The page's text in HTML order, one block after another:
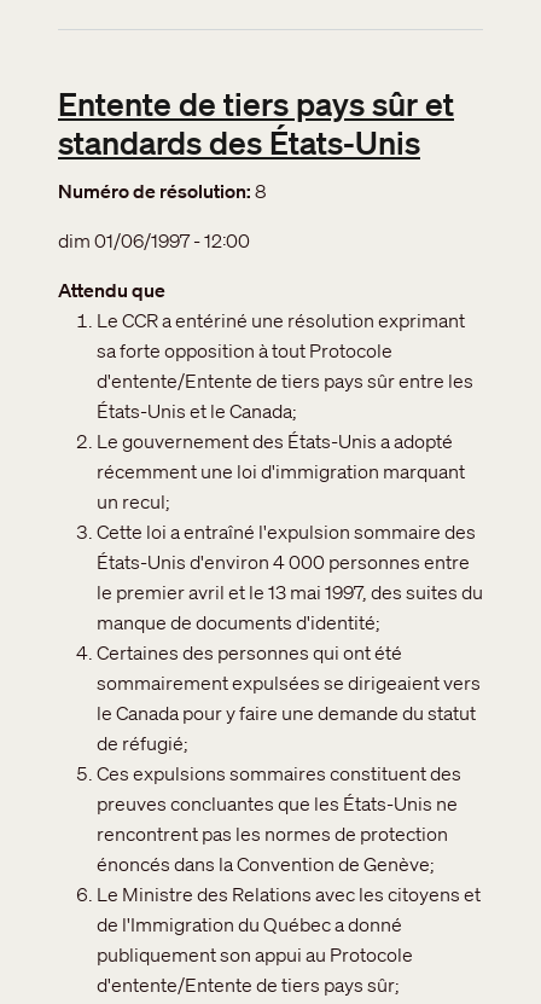
Entente de tiers pays sûr et
standards des États-Unis
Numéro de résolution 8
dim 01/06/1997 - 12:00
Attendu que
Le CCR a entériné une résolution exprimant
sa forte opposition à tout Protocole
d'entente/Entente de tiers pays sûr entre les
États-Unis et le Canada;
Le gouvernement des États-Unis a adopté
récemment une loi d'immigration marquant
un recul;
Cette loi a entraîné l'expulsion sommaire des
États-Unis d'environ 4 000 personnes entre
le premier avril et le 13 mai 1997, des suites du
manque de documents d'identité;
Certaines des personnes qui ont été
sommairement expulsées se dirigeaient vers
le Canada pour y faire une demande du statut
de réfugié;
Ces expulsions sommaires constituent des
preuves concluantes que les États-Unis ne
rencontrent pas les normes de protection
énoncés dans la Convention de Genève;
Le Ministre des Relations avec les citoyens et
de l'Immigration du Québec a donné
publiquement son appui au Protocole
d'entente/Entente de tiers pays sûr;